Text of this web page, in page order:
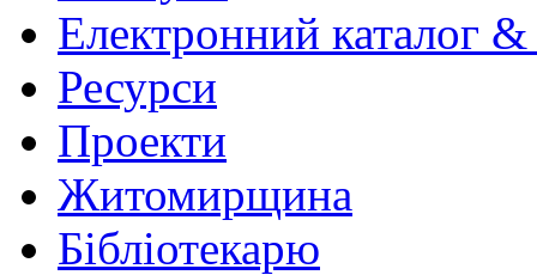
Електронний каталог
Ресурси
Проекти
Житомирщина
Бібліотекарю